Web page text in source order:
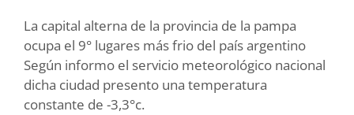
La capital alterna de la provincia de la pampa
ocupa el 9° lugares más frio del país argentino
Según informo el servicio meteorológico nacional
dicha ciudad presento una temperatura
constante de -3,3°c.